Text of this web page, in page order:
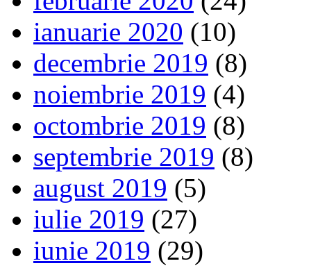
ianuarie 2020 (10)
decembrie 2019 (8)
noiembrie 2019 (4)
octombrie 2019 (8)
septembrie 2019 (8)
august 2019 (5)
iulie 2019 (27)
iunie 2019 (29)